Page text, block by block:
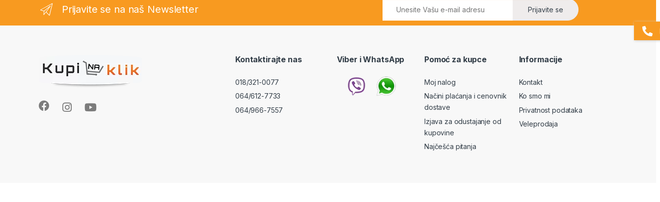
Prijavite se na naš Newsletter Prijavite se
Kontaktirajte nas
018/321-0077
064/612-7733
064/966-7557
Viber i WhatsApp Pomoć za kupce
Moj nalog
Načini plaćanja i cenovnik
dostave
Izjava za odustajanje od
kupovine
Najčešća pitanja
Informacije
Kontakt
Ko smo mi
Privatnost podataka
Veleprodaja